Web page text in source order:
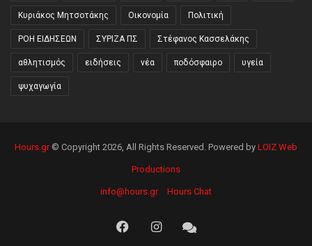
Κυριάκος Μητσοτάκης Οικονομία Πολιτική
ΡΟΗ ΕΙΔΗΣΕΩΝ ΣΥΡΙΖΑ ΠΣ Στέφανος Κασσελάκης
αθλητισμός ειδήσεις νέα ποδόσφαιρο υγεία
ψυχαγωγία
Hours.gr© Copyright 2026, All Rights Reserved. Powered by LOIZ Web
Productions
info@hours.gr Hours Chat
FacebookInstagramHours